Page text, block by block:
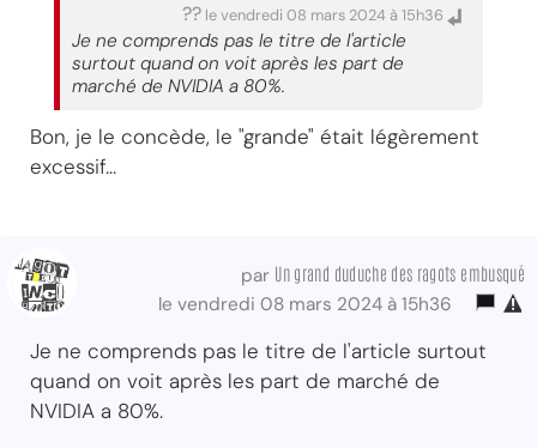
?? le vendredi 08 mars 2024 à 15h36
Je ne comprends pas le titre de l'article
surtout quand on voit après les part de
marché de NVIDIA a 80%.
Bon, je le concède, le "grande" était légèrement
excessif...
par Un grand duduche des ragots embusqué
le vendredi 08 mars 2024 à 15h36
Je ne comprends pas le titre de l'article surtout
quand on voit après les part de marché de
NVIDIA a 80%.